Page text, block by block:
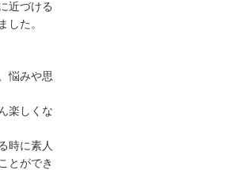
近づける
した。
悩みや思
楽しくな
時に素人
とができ